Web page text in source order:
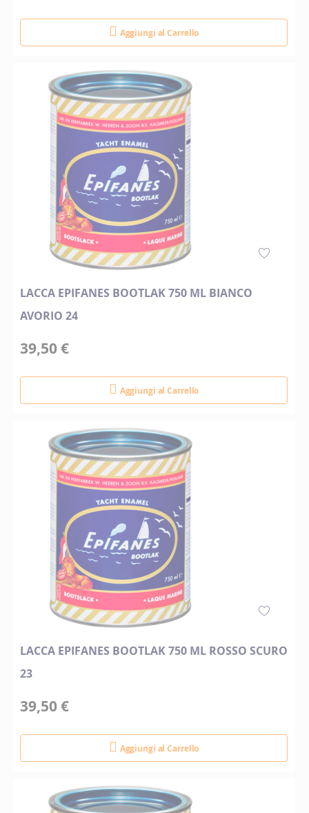
Aggiungi al Carrello
LACCA EPIFANES BOOTLAK 750 ML BIANCO
AVORIO 24
39,50 €
Aggiungi al Carrello
LACCA EPIFANES BOOTLAK 750 ML ROSSO SCURO
23
39,50 €
Aggiungi al Carrello